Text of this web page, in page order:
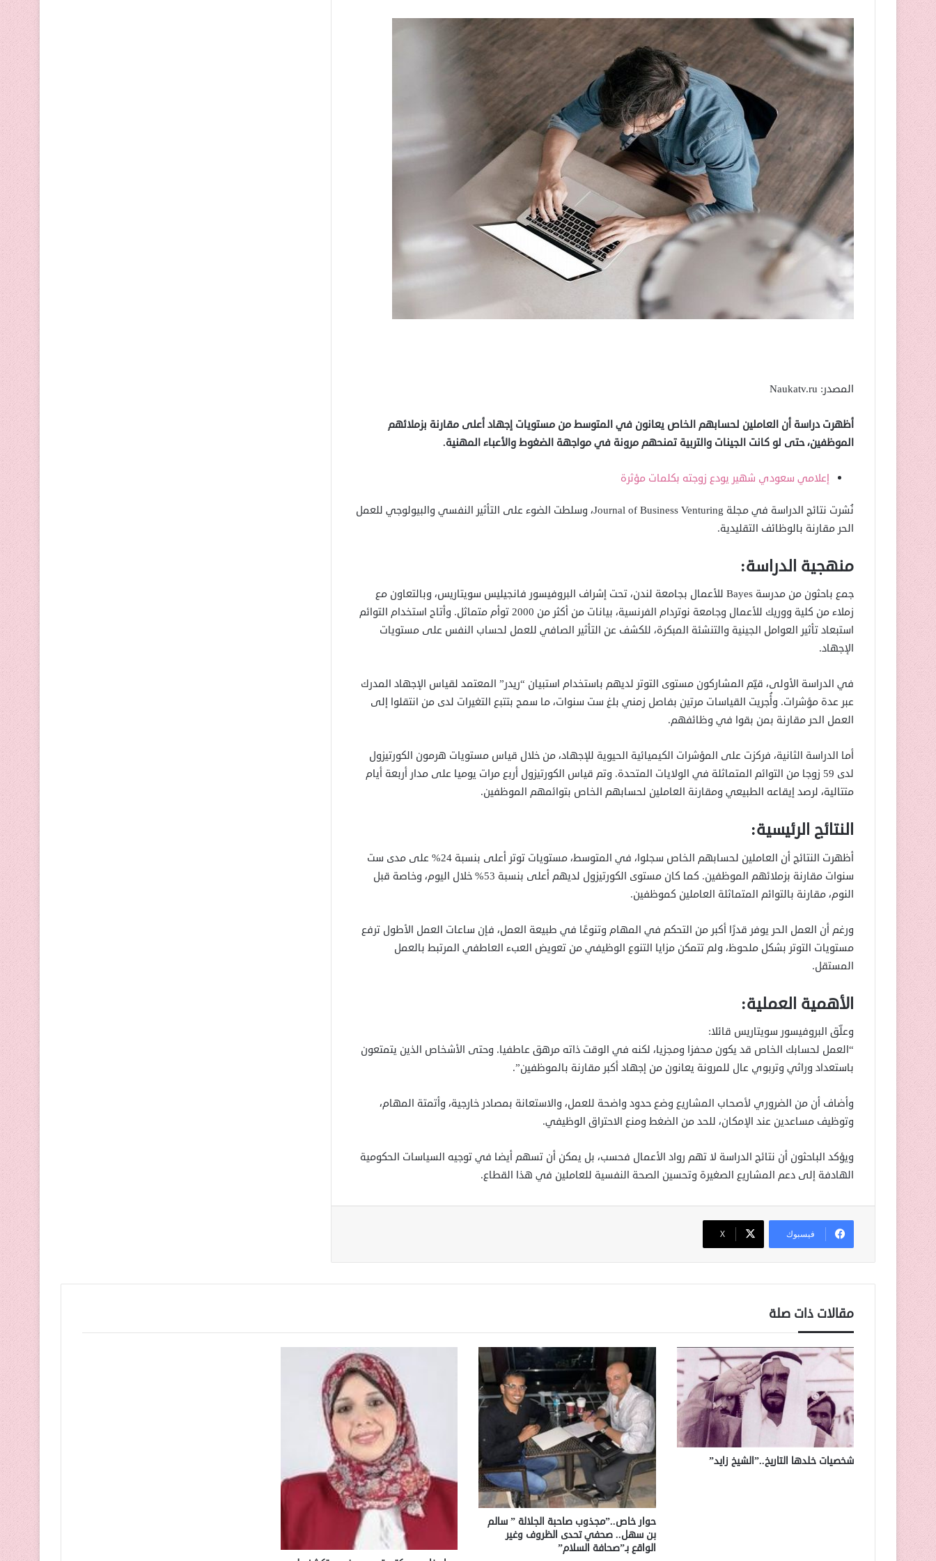
المصدر: Naukatv.ru
أظهرت دراسة أن العاملين لحسابهم الخاص يعانون في المتوسط من مستويات إجهاد أعلى مقارنة بزملائهم
الموظفين، حتى لو كانت الجينات والتربية تمنحهم مرونة في مواجهة الضغوط والأعباء المهنية.
إعلامي سعودي شهير يودع زوجته بكلمات مؤثرة
نُشرت نتائج الدراسة في مجلة Journal of Business Venturing، وسلطت الضوء على التأثير النفسي والبيولوجي للعمل
الحر مقارنة بالوظائف التقليدية.
منهجية الدراسة:
جمع باحثون من مدرسة Bayes للأعمال بجامعة لندن، تحت إشراف البروفيسور فانجيليس سويتاريس، وبالتعاون مع
زملاء من كلية ووريك للأعمال وجامعة نوتردام الفرنسية، بيانات من أكثر من 2000 توأم متماثل. وأتاح استخدام التوائم
استبعاد تأثير العوامل الجينية والتنشئة المبكرة، للكشف عن التأثير الصافي للعمل لحساب النفس على مستويات
الإجهاد.
في الدراسة الأولى، قيّم المشاركون مستوى التوتر لديهم باستخدام استبيان “ريدر” المعتمد لقياس الإجهاد المدرك
عبر عدة مؤشرات. وأُجريت القياسات مرتين بفاصل زمني بلغ ست سنوات، ما سمح بتتبع التغيرات لدى من انتقلوا إلى
العمل الحر مقارنة بمن بقوا في وظائفهم.
أما الدراسة الثانية، فركزت على المؤشرات الكيميائية الحيوية للإجهاد، من خلال قياس مستويات هرمون الكورتيزول
لدى 59 زوجا من التوائم المتماثلة في الولايات المتحدة. وتم قياس الكورتيزول أربع مرات يوميا على مدار أربعة أيام
متتالية، لرصد إيقاعه الطبيعي ومقارنة العاملين لحسابهم الخاص بتوائمهم الموظفين.
النتائج الرئيسية:
أظهرت النتائج أن العاملين لحسابهم الخاص سجلوا، في المتوسط، مستويات توتر أعلى بنسبة 24% على مدى ست
سنوات مقارنة بزملائهم الموظفين. كما كان مستوى الكورتيزول لديهم أعلى بنسبة 53% خلال اليوم، وخاصة قبل
النوم، مقارنة بالتوائم المتماثلة العاملين كموظفين.
ورغم أن العمل الحر يوفر قدرًا أكبر من التحكم في المهام وتنوعًا في طبيعة العمل، فإن ساعات العمل الأطول ترفع
مستويات التوتر بشكل ملحوظ، ولم تتمكن مزايا التنوع الوظيفي من تعويض العبء العاطفي المرتبط بالعمل
المستقل.
الأهمية العملية:
وعلّق البروفيسور سويتاريس قائلا:
“العمل لحسابك الخاص قد يكون محفزا ومجزيا، لكنه في الوقت ذاته مرهق عاطفيا. وحتى الأشخاص الذين يتمتعون
باستعداد وراثي وتربوي عال للمرونة يعانون من إجهاد أكبر مقارنة بالموظفين”.
وأضاف أن من الضروري لأصحاب المشاريع وضع حدود واضحة للعمل، والاستعانة بمصادر خارجية، وأتمتة المهام،
وتوظيف مساعدين عند الإمكان، للحد من الضغط ومنع الاحتراق الوظيفي.
ويؤكد الباحثون أن نتائج الدراسة لا تهم رواد الأعمال فحسب، بل يمكن أن تسهم أيضا في توجيه السياسات الحكومية
الهادفة إلى دعم المشاريع الصغيرة وتحسين الصحة النفسية للعاملين في هذا القطاع.
فيسبوك ‫X
مقالات ذات صلة
شخصيات خلدها التاريخ..”الشيخ زايد”
حوار خاص..”مجذوب صاحبة الجلالة ” سالم
بن سهل.. صحفي تحدى الظروف وغير
الواقع بـ”صحافة السلام”